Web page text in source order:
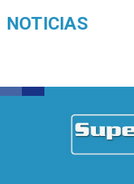
NOTICIAS